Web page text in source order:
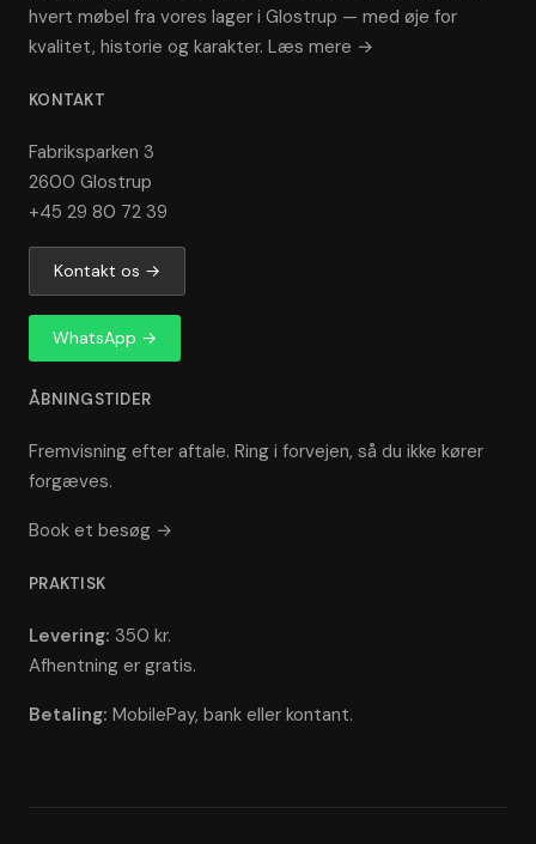
hvert møbel fra vores lager i Glostrup — med øje for
kvalitet, historie og karakter. Læs mere →
KONTAKT
Fabriksparken 3
2600 Glostrup
+45 29 80 72 39
Kontakt os →
WhatsApp →
ÅBNINGSTIDER
Fremvisning efter aftale. Ring i forvejen, så du ikke kører
forgæves.
Book et besøg →
PRAKTISK
Levering: 350 kr.
Afhentning er gratis.
Betaling: MobilePay, bank eller kontant.